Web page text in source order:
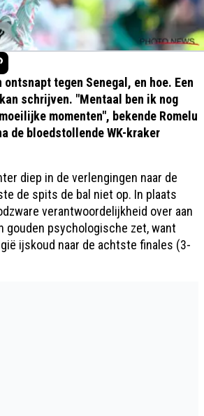
ontsnapt tegen Senegal, en hoe. Een
schrijven. "Mentaal ben ik nog
momenten", bekende Romelu
de bloedstollende WK-kraker
diep in de verlengingen naar de
de spits de bal niet op. In plaats
verantwoordelijkheid over aan
gouden psychologische zet, want
ijskoud naar de achtste finales (3-